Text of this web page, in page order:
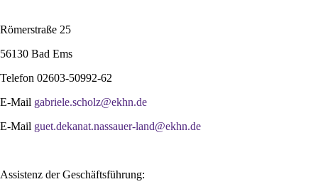
Römerstraße 25
56130 Bad Ems
Telefon 02603-50992-62
E-Mail gabriele.scholz@ekhn.de
E-Mail guet.dekanat.nassauer-land@ekhn.de
Assistenz der Geschäftsführung: